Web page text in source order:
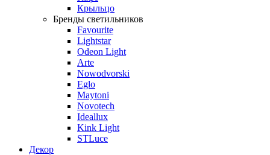
Крыльцо
Бренды светильников
Favourite
Lightstar
Odeon Light
Arte
Nowodvorski
Eglo
Maytoni
Novotech
Ideallux
Kink Light
STLuce
Декор